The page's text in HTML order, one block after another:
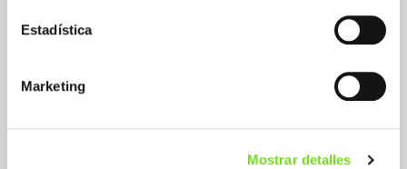
Estadística
Marketing
Mostrar detalles
cerámicas